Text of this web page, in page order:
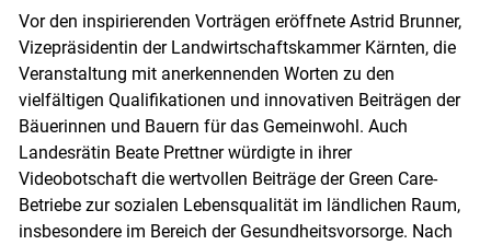
Vor den inspirierenden Vorträgen eröffnete Astrid Brunner,
Vizepräsidentin der Landwirtschaftskammer Kärnten, die
Veranstaltung mit anerkennenden Worten zu den
vielfältigen Qualifikationen und innovativen Beiträgen der
Bäuerinnen und Bauern für das Gemeinwohl. Auch
Landesrätin Beate Prettner würdigte in ihrer
Videobotschaft die wertvollen Beiträge der Green Care-
Betriebe zur sozialen Lebensqualität im ländlichen Raum,
insbesondere im Bereich der Gesundheitsvorsorge. Nach